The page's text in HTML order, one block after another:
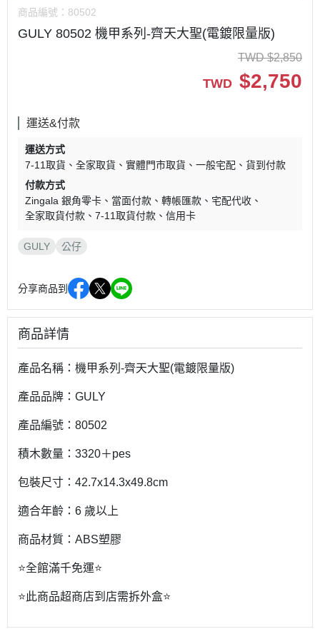
商品編號： 80502
GULY 80502 機甲系列-齊天大聖(電鍍限量版)
TWD $2,850
TWD $2,750
運送&付款
運送方式
7-11取貨
全家取貨 實體門市取貨 一般宅配
貨到付款
付款方式
Zingala 銀角零卡
當面付款 轉帳匯款
宅配代收
全家取貨付款
7-11取貨付款 信用卡
GULY 公仔
分享商品到
商品詳情
產品名稱：機甲系列-齊天大聖(電鍍限量版)
產品品牌：GULY
產品編號：80502
積木數量：3320＋pes
包裝尺寸：42.7x14.3x49.8cm
適合年齡：6 歲以上
商品材質：ABS塑膠
⭐️全館滿千免運⭐️
⭐️此商品超商店到店需拆外盒⭐️